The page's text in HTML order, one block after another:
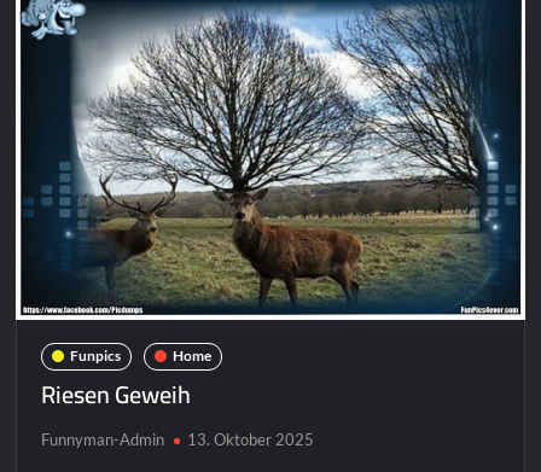
Funpics Home
Riesen Geweih
Funnyman-Admin 13. Oktober 2025